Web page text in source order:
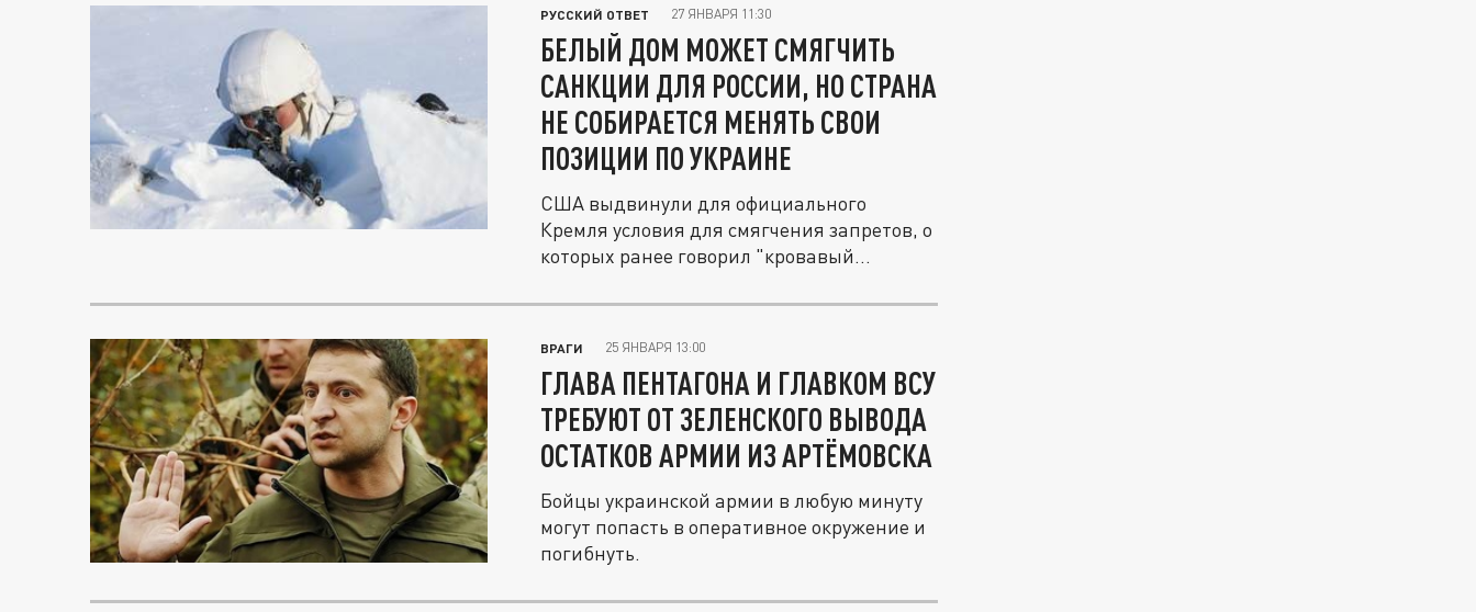
РУССКИЙ ОТВЕТ 27 ЯНВАРЯ 11:30
БЕЛЫЙ ДОМ МОЖЕТ СМЯГЧИТЬ
САНКЦИИ ДЛЯ РОССИИ, НО СТРАНА
НЕ СОБИРАЕТСЯ МЕНЯТЬ СВОИ
ПОЗИЦИИ ПО УКРАИНЕ
США выдвинули для официального
Кремля условия для смягчения запретов, о
которых ранее говорил "кровавый...
ВРАГИ 25 ЯНВАРЯ 13:00
ГЛАВА ПЕНТАГОНА И ГЛАВКОМ ВСУ
ТРЕБУЮТ ОТ ЗЕЛЕНСКОГО ВЫВОДА
ОСТАТКОВ АРМИИ ИЗ АРТЁМОВСКА
Бойцы украинской армии в любую минуту
могут попасть в оперативное окружение и
погибнуть.